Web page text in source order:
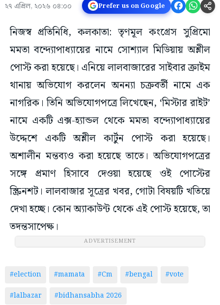
২৭ এপ্রিল, ২০২৬ ০৪:০০ Prefer us on Google
নিজস্ব প্রতিনিধি, কলকাতা: তৃণমূল কংগ্রেস সুপ্রিমো
মমতা বন্দ্যোপাধ্যায়ের নামে সোশ্যাল মিডিয়ায় অশ্লীল
পোস্ট করা হয়েছে। এনিয়ে লালবাজারের সাইবার ক্রাইম
থানায় অভিযোগ করলেন অনন্যা চক্রবর্তী নামে এক
নাগরিক। তিনি অভিযোগপত্রে লিখেছেন, ‘মিস্টার রাইট’
নামে একটি এক্স-হ্যান্ডল থেকে মমতা বন্দ্যোপাধ্যায়ের
উদ্দেশে একটি অশ্লীল কার্টুন পোস্ট করা হয়েছে।
অশালীন মন্তব্যও করা হয়েছে তাতে। অভিযোগপত্রের
সঙ্গে প্রমাণ হিসাবে দেওয়া হয়েছে ওই পোস্টের
স্ক্রিনশট। লালবাজার সূত্রের খবর, গোটা বিষয়টি খতিয়ে
দেখা হচ্ছে। কোন অ্যাকাউন্ট থেকে এই পোস্ট হয়েছে, তা
তদন্তসাপেক্ষ।
ADVERTISEMENT
#election #mamata #Cm #bengal
#vote
#lalbazar
#bidhansabha 2026